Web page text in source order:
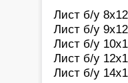
Лист б/у
Лист б/у
Лист б/у
Лист б/у
Лист б/у